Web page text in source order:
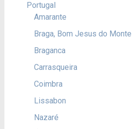
Portugal
Amarante
Braga, Bom Jesus do Monte
Braganca
Carrasqueira
Coimbra
Lissabon
Nazaré